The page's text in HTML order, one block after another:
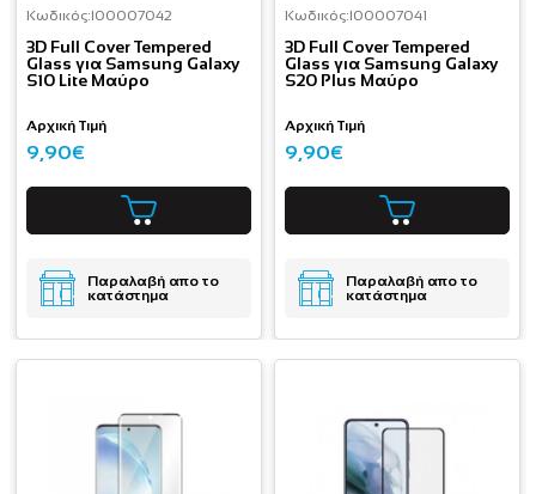
Κωδικός:I00007042
3D Full Cover Tempered
Glass για Samsung Galaxy
S10 Lite Μαύρο
Αρχική Τιμή
9,90€
Παραλαβή απο το
κατάστημα
Κωδικός:I00007041
3D Full Cover Tempered
Glass για Samsung Galaxy
S20 Plus Μαύρο
Αρχική Τιμή
9,90€
Παραλαβή απο το
κατάστημα